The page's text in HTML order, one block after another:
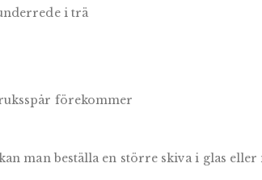
i trä
förekommer
man beställa en större skiva i glas